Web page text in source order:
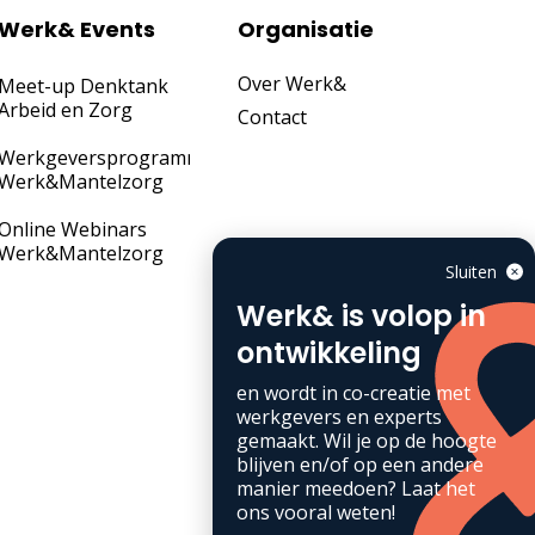
Events
up Denktank
en Zorg
Webinars
Organisatie
Over Werk&
Contact
Sluiten
Werk& is volop in
ontwikkeling
en wordt in co-creatie met
werkgevers en experts
gemaakt. Wil je op de hoogte
blijven en/of op een andere
manier meedoen? Laat het
ons vooral weten!